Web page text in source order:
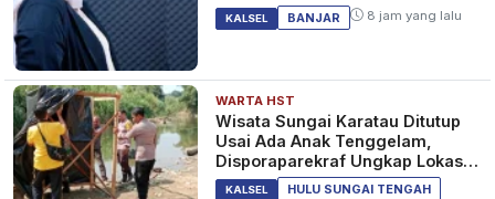
KALSEL BANJAR 8 jam yang lalu
WARTA HST
Wisata Sungai Karatau Ditutup
Usai Ada Anak Tenggelam,
Disporaparekraf Ungkap Lokasi
Belum Berizin
KALSEL
HULU SUNGAI TENGAH